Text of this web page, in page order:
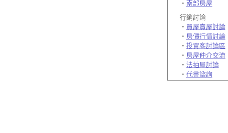
‧ 南部房屋
行銷討論
‧ 買屋賣屋討論
‧ 房價行情討論
‧ 投資客討論區
‧ 房屋仲介交流
‧ 法拍屋討論
‧ 代書諮詢